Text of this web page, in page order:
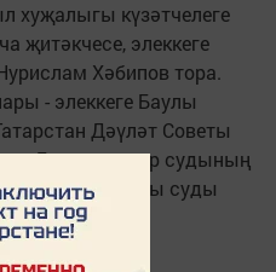
хуҗалыгы күзәтчелеге
җитәкчесе, элеккеге
Хәбипов тора.
- элеккеге Баулы
Дәүләт Советы
Баулы шәһәр судының
Югары суды
башкалар.